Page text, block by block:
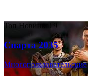
Топ Новинка! 9
Спарта 2035
Многопользовательские